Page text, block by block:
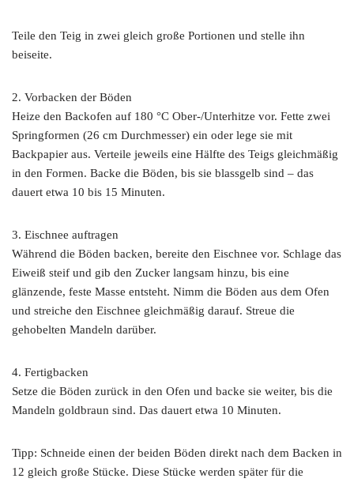
Teile den Teig in zwei gleich große Portionen und stelle ihn
beiseite.
2. Vorbacken der Böden
Heize den Backofen auf 180 °C Ober-/Unterhitze vor. Fette zwei
Springformen (26 cm Durchmesser) ein oder lege sie mit
Backpapier aus. Verteile jeweils eine Hälfte des Teigs gleichmäßig
in den Formen. Backe die Böden, bis sie blassgelb sind – das
dauert etwa 10 bis 15 Minuten.
3. Eischnee auftragen
Während die Böden backen, bereite den Eischnee vor. Schlage das
Eiweiß steif und gib den Zucker langsam hinzu, bis eine
glänzende, feste Masse entsteht. Nimm die Böden aus dem Ofen
und streiche den Eischnee gleichmäßig darauf. Streue die
gehobelten Mandeln darüber.
4. Fertigbacken
Setze die Böden zurück in den Ofen und backe sie weiter, bis die
Mandeln goldbraun sind. Das dauert etwa 10 Minuten.
Tipp: Schneide einen der beiden Böden direkt nach dem Backen in
12 gleich große Stücke. Diese Stücke werden später für die